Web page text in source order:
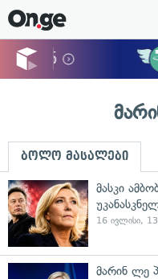
ბოლო მასალები
მასკი
16 ივლისი,
მარინ ლე